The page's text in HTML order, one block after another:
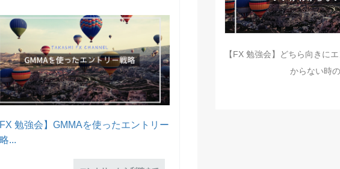
FX 勉強会】GMMAを使ったエントリー
...
【FX 勉強会】どちら向きに
からない時